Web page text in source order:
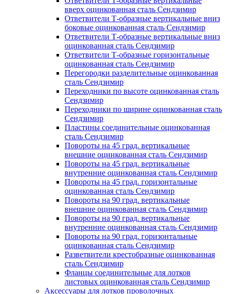
вверх оцинкованная сталь Сендзимир
Ответвители Т-образные вертикальные вниз
боковые оцинкованная сталь Сендзимир
Ответвители Т-образные вертикальные вниз
оцинкованная сталь Сендзимир
Ответвители Т-образные горизонтальные
оцинкованная сталь Сендзимир
Перегородки разделительные оцинкованная
сталь Сендзимир
Переходники по высоте оцинкованная сталь
Сендзимир
Переходники по ширине оцинкованная сталь
Сендзимир
Пластины соединительные оцинкованная
сталь Сендзимир
Повороты на 45 град. вертикальные
внешние оцинкованная сталь Сендзимир
Повороты на 45 град. вертикальные
внутренние оцинкованная сталь Сендзимир
Повороты на 45 град. горизонтальные
оцинкованная сталь Сендзимир
Повороты на 90 град. вертикальные
внешние оцинкованная сталь Сендзимир
Повороты на 90 град. вертикальные
внутренние оцинкованная сталь Сендзимир
Повороты на 90 град. горизонтальные
оцинкованная сталь Сендзимир
Разветвители крестобразные оцинкованная
сталь Сендзимир
Фланцы соединительные для лотков
листовых оцинкованная сталь Сендзимир
Аксессуары для лотков проволочных